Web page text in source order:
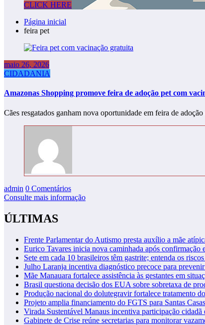
CLICK HERE
Página inicial
feira pet
maio 26, 2026
CIDADANIA
Amazonas Shopping promove feira de adoção pet com
Cães resgatados ganham nova oportunidade em feira de
admin 0 Comentários
Consulte mais informação
ÚLTIMAS
Frente Parlamentar do Autismo presta auxílio a mãe
Eurico Tavares inicia nova caminhada após confirmação
Sete em cada 10 brasileiros têm gastrite; entenda os
Julho Laranja incentiva diagnóstico precoce para
Mãe Manauara fortalece assistência às gestantes em
Brasil questiona decisão dos EUA sobre sobretaxa de
Produção nacional do dolutegravir fortalece tratamento
Projeto amplia financiamento do FGTS para Santas
Virada Sustentável Manaus incentiva participação cidadã
Gabinete de Crise reúne secretarias para monitorar